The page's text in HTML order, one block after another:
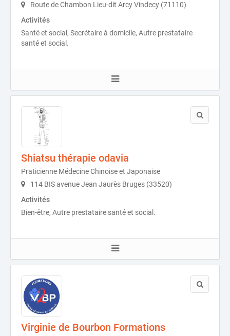
Route de Chambon Lieu-dit Arcy Vindecy (71110)
Activités
Santé et social, Secrétaire à domicile, Autre prestataire
santé et social.
Shiatsu thérapie odavia
Praticienne Médecine Chinoise et Japonaise
114 BIS avenue Jean Jaurès Bruges (33520)
Activités
Bien-être, Autre prestataire santé et social.
Virginie de Bourbon Formations